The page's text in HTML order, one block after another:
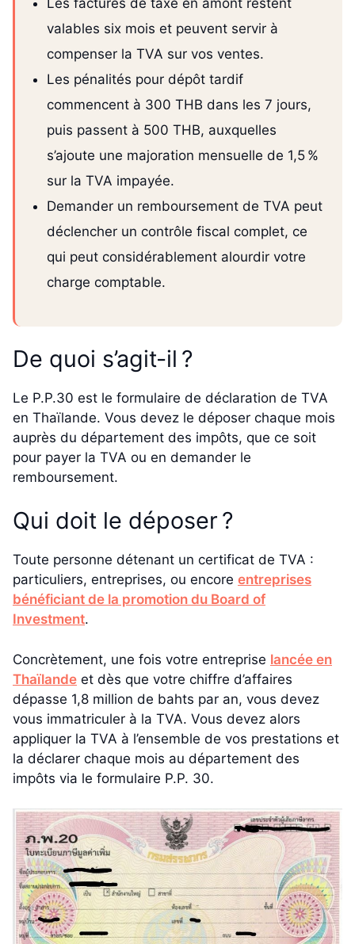
valables six mois et peuvent servir à
compenser la TVA sur vos ventes.
Les pénalités pour dépôt tardif
commencent à 300 THB dans les 7 jours,
puis passent à 500 THB, auxquelles
s’ajoute une majoration mensuelle de 1,5 %
sur la TVA impayée.
Demander un remboursement de TVA peut
déclencher un contrôle fiscal complet, ce
qui peut considérablement alourdir votre
charge comptable.
De quoi s’agit-il ?
Le P.P.30 est le formulaire de déclaration de TVA
en Thaïlande. Vous devez le déposer chaque mois
auprès du département des impôts, que ce soit
pour payer la TVA ou en demander le
remboursement.
Qui doit le déposer ?
Toute personne détenant un certificat de TVA :
particuliers, entreprises, ou encore entreprises
bénéficiant de la promotion du Board of
Investment.
Concrètement, une fois votre entreprise lancée en
Thaïlande et dès que votre chiffre d’affaires
dépasse 1,8 million de bahts par an, vous devez
vous immatriculer à la TVA. Vous devez alors
appliquer la TVA à l’ensemble de vos prestations et
la déclarer chaque mois au département des
impôts via le formulaire P.P. 30.